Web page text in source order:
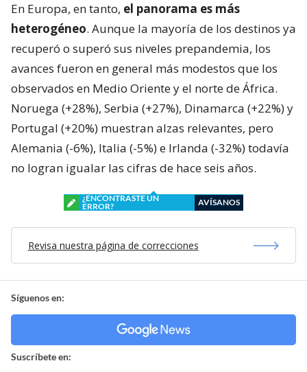
En Europa, en tanto, el panorama es más
heterogéneo. Aunque la mayoría de los destinos ya
recuperó o superó sus niveles prepandemia, los
avances fueron en general más modestos que los
observados en Medio Oriente y el norte de África.
Noruega (+28%), Serbia (+27%), Dinamarca (+22%) y
Portugal (+20%) muestran alzas relevantes, pero
Alemania (-6%), Italia (-5%) e Irlanda (-32%) todavía
no logran igualar las cifras de hace seis años.
¿ENCONTRASTE UN
ERROR?
AVÍSANOS
Revisa nuestra página de correcciones
Síguenos en:
Suscríbete en: